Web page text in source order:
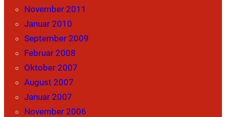
November 2011
Januar 2010
September 2009
Februar 2008
Oktober 2007
August 2007
Januar 2007
November 2006